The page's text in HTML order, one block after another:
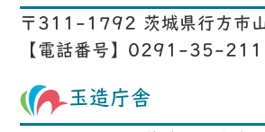
〒311-1792 茨城県行方市
【電話番号】0291-35-
玉造庁舎